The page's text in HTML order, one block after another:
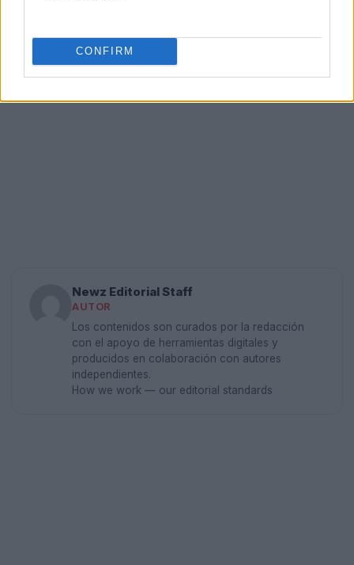
CONFIRM
Newz Editorial Staff
AUTOR
Los contenidos son curados por la redacción
con el apoyo de herramientas digitales y
producidos en colaboración con autores
independientes.
How we work — our editorial standards